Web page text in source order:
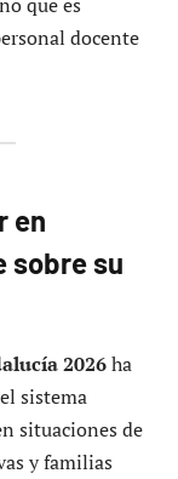
que es
docente
en
sobre su
2026ha
sistema
situaciones de
y familias